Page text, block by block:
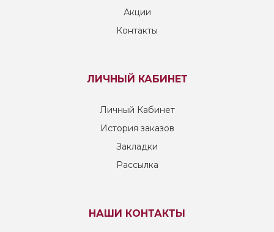
Акции
Контакты
ЛИЧНЫЙ КАБИНЕТ
Личный Кабинет
История заказов
Закладки
Рассылка
НАШИ КОНТАКТЫ